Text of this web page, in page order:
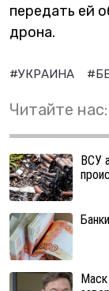
передать ей
дрона.
#УКРАИНА
Читайте нас:
ВСУ
Маск